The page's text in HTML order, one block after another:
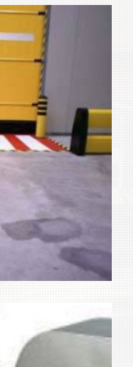
Ampliar